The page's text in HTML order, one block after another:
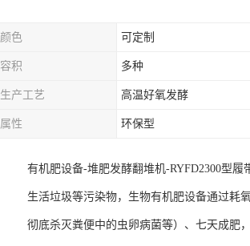
颜色 可定制
容积 多种
生产工艺 高温好氧发酵
属性 环保型
有机肥设备-堆肥发酵翻堆机-RYFD2300型
生活垃圾等污染物，生物有机肥设备通过耗
彻底杀灭粪便中的虫卵病菌等）、七天成肥